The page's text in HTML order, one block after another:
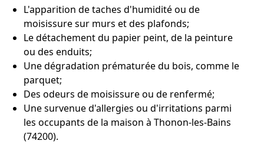
L'apparition de taches d'humidité ou de
moisissure sur murs et des plafonds;
Le détachement du papier peint, de la peinture
ou des enduits;
Une dégradation prématurée du bois, comme le
parquet;
Des odeurs de moisissure ou de renfermé;
Une survenue d'allergies ou d'irritations parmi
les occupants de la maison à Thonon-les-Bains
(74200).